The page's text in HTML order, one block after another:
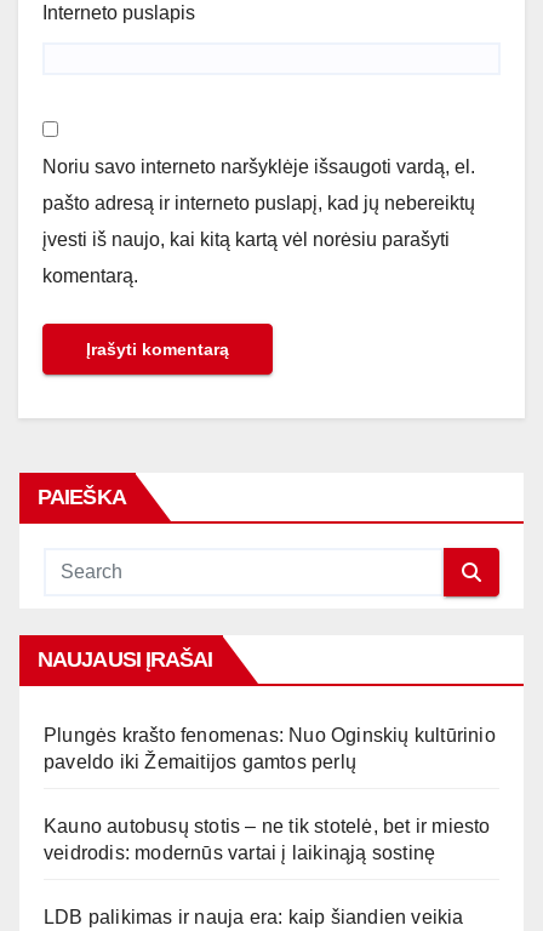
Interneto puslapis
Noriu savo interneto naršyklėje išsaugoti vardą, el.
pašto adresą ir interneto puslapį, kad jų nebereiktų
įvesti iš naujo, kai kitą kartą vėl norėsiu parašyti
komentarą.
PAIEŠKA
NAUJAUSI ĮRAŠAI
Plungės krašto fenomenas: Nuo Oginskių kultūrinio
paveldo iki Žemaitijos gamtos perlų
Kauno autobusų stotis – ne tik stotelė, bet ir miesto
veidrodis: modernūs vartai į laikinąją sostinę
LDB palikimas ir nauja era: kaip šiandien veikia